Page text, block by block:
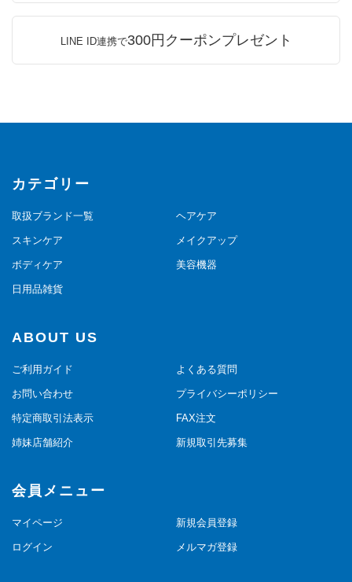
LINE ID連携で300円クーポンプレゼント
カテゴリー
取扱ブランド一覧 ヘアケア
スキンケア メイクアップ
ボディケア 美容機器
日用品雑貨
ABOUT US
ご利用ガイド よくある質問
お問い合わせ プライバシーポリシー
特定商取引法表示 FAX注文
姉妹店舗紹介 新規取引先募集
会員メニュー
マイページ 新規会員登録
ログイン メルマガ登録